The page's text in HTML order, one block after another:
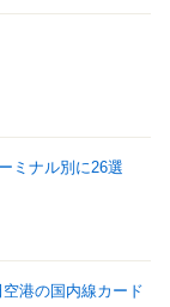
ミナル別に26選
港の国内線カード